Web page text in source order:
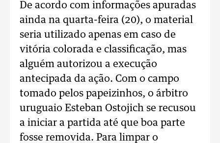
De acordo com informações apuradas
ainda na quarta-feira (20), o material
seria utilizado apenas em caso de
vitória colorada e classificação, mas
alguém autorizou a execução
antecipada da ação. Com o campo
tomado pelos papeizinhos, o árbitro
uruguaio Esteban Ostojich se recusou
a iniciar a partida até que boa parte
fosse removida. Para limpar o